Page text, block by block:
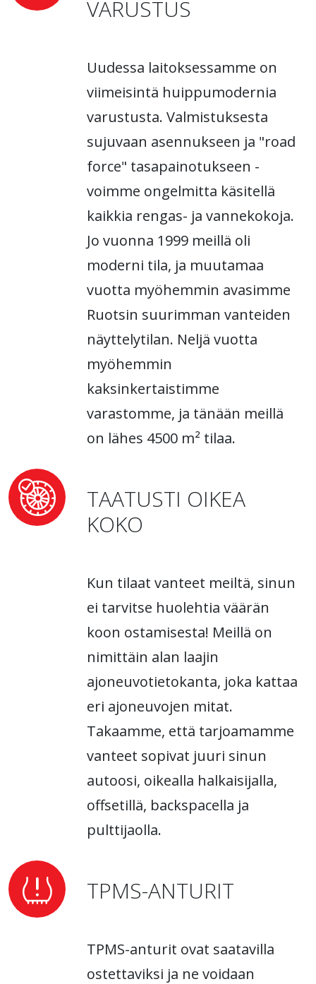
VARUSTUS
Uudessa laitoksessamme on
viimeisintä huippumodernia
varustusta. Valmistuksesta
sujuvaan asennukseen ja "road
force" tasapainotukseen -
voimme ongelmitta käsitellä
kaikkia rengas- ja vannekokoja.
Jo vuonna 1999 meillä oli
moderni tila, ja muutamaa
vuotta myöhemmin avasimme
Ruotsin suurimman vanteiden
näyttelytilan. Neljä vuotta
myöhemmin
kaksinkertaistimme
varastomme, ja tänään meillä
on lähes 4500 m² tilaa.
TAATUSTI OIKEA
KOKO
Kun tilaat vanteet meiltä, sinun
ei tarvitse huolehtia väärän
koon ostamisesta! Meillä on
nimittäin alan laajin
ajoneuvotietokanta, joka kattaa
eri ajoneuvojen mitat.
Takaamme, että tarjoamamme
vanteet sopivat juuri sinun
autoosi, oikealla halkaisijalla,
offsetillä, backspacella ja
pulttijaolla.
TPMS-ANTURIT
TPMS-anturit ovat saatavilla
ostettaviksi ja ne voidaan